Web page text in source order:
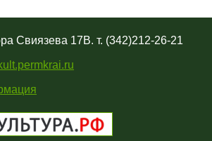
Свиязева 17В. т. (342)212-26-21